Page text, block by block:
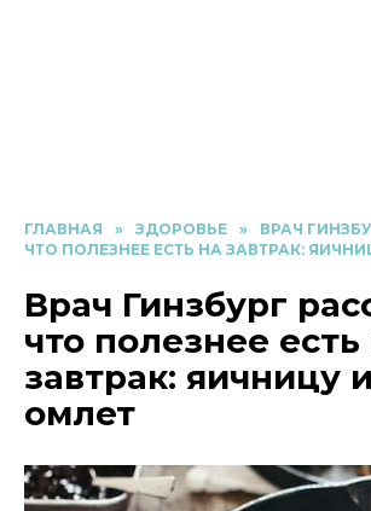
ГЛАВНАЯ » ЗДОРОВЬЕ »
ВРАЧ
ЧТО ПОЛЕЗНЕЕ ЕСТЬ НА ЗАВТРАК:
Врач Гинзбург
что полезнее есть
завтрак: яичницу
омлет